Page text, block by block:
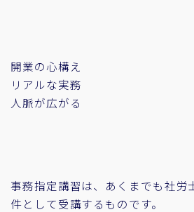
開業の心構え
リアルな実務
人脈が広がる
事務指定講習は、あくまでも社労
件として受講するものです。